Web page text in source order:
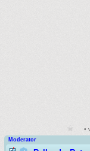
•
Moderator